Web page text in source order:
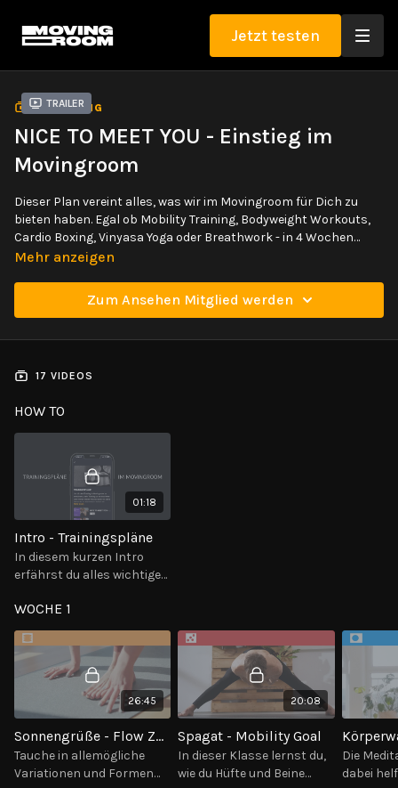
Jetzt testen
Trailer
SAMMLUNG
NICE TO MEET YOU - Einstieg im
Movingroom
Dieser Plan vereint alles, was wir im Movingroom für Dich zu
bieten haben. Egal ob Mobility Training, Bodyweight Workouts,
Cardio Boxing, Vinyasa Yoga oder Breathwork - in 4 Wochen
bekommst Du alles von uns, was wir haben.
Mehr anzeigen
Zum Ansehen Mitglied werden
17 VIDEOS
HOW TO
01:18
Intro - Trainingspläne
In diesem kurzen Intro
erfährst du alles wichtige
Movingroom.
WOCHE 1
26:45
Sonnengrüße - Flow Zone
Tauche in allemögliche
Variationen und Formen
20:08
Spagat - Mobility Goal
In dieser Klasse lernst du,
wie du Hüfte und Beine
Die
dabei